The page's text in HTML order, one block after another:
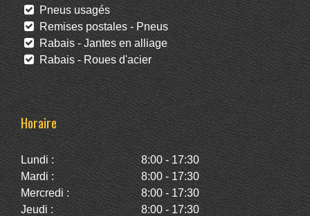
Pneus usagés
Remises postales - Pneus
Rabais - Jantes en alliage
Rabais - Roues d'acier
Horaire
Lundi :
8:00 - 17:30
Mardi :
8:00 - 17:30
Mercredi :
8:00 - 17:30
Jeudi :
8:00 - 17:30